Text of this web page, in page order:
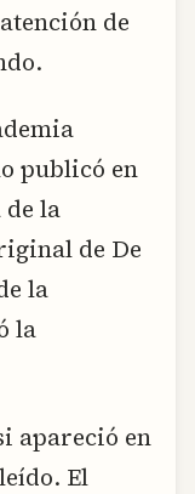
de
publicó en
la
de De
la
la
apareció en
El